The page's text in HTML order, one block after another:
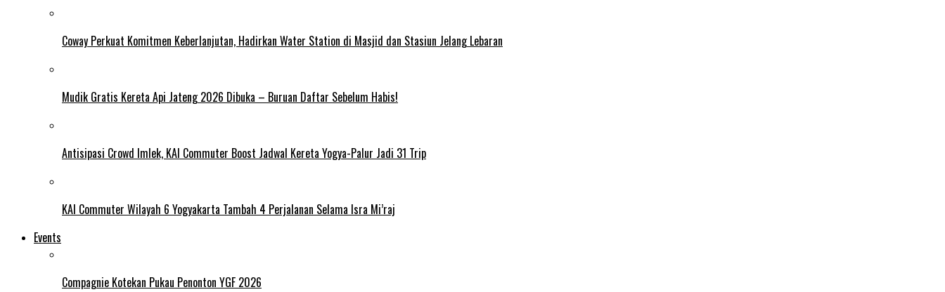
Coway Perkuat Komitmen Keberlanjutan, Hadirkan Water Station di Masjid dan Stasiun Jelang Lebaran
Mudik Gratis Kereta Api Jateng 2026 Dibuka – Buruan Daftar Sebelum Habis!
Antisipasi Crowd Imlek, KAI Commuter Boost Jadwal Kereta Yogya-Palur Jadi 31 Trip
KAI Commuter Wilayah 6 Yogyakarta Tambah 4 Perjalanan Selama Isra Mi’raj
Events
Compagnie Kotekan Pukau Penonton YGF 2026